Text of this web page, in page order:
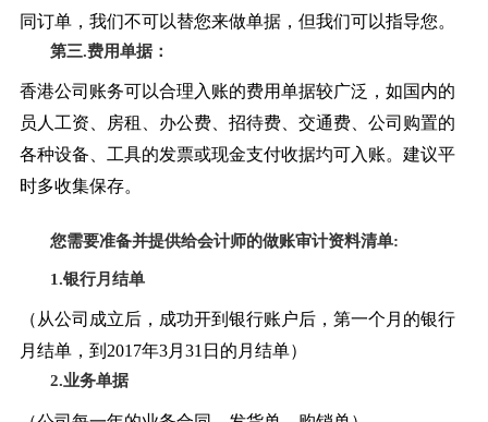
同订单，我们不可以替您来做单据，但我们可以指导您。
第三.费用单据：
香港公司账务可以合理入账的费用单据较广泛，如国内的
员人工资、房租、办公费、招待费、交通费、公司购置的
各种设备、工具的发票或现金支付收据圴可入账。建议平
时多收集保存。
您需要准备并提供给会计师的做账审计资料清单:
1.银行月结单
（从公司成立后，成功开到银行账户后，第一个月的银行
月结单，到 2017年3月31日的月结单）
2.业务单据